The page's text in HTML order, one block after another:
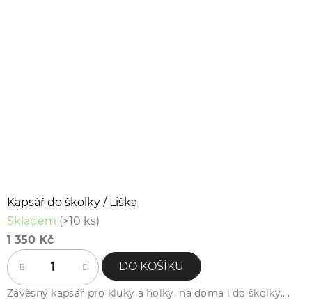
Kapsář do školky / Liška
Skladem (>10 ks)
1 350 Kč
DO KOŠÍKU
Závěsný kapsář pro kluky a holky, na doma i do školky....